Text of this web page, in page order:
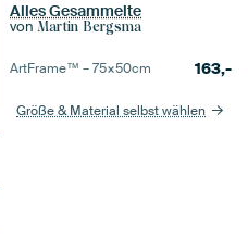
Alles Gesammelte
von Martin Bergsma
ArtFrame™ –75×50cm 163,-
Größe & Material selbst wählen